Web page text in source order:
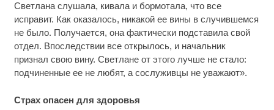
Светлана слушала, кивала и бормотала, что все
исправит. Как оказалось, никакой ее вины в случившемся
не было. Получается, она фактически подставила свой
отдел. Впоследствии все открылось, и начальник
признал свою вину. Светлане от этого лучше не стало:
подчиненные ее не любят, а сослуживцы не уважают».
Страх опасен для здоровья